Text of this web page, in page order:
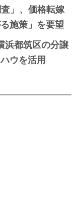
」、価格転嫁
施策」を要望
浜都筑区の分譲
ウを活用